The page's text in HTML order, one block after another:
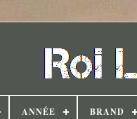
ANNÉE BRAND